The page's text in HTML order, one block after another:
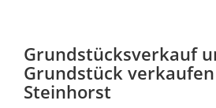
Grundstücksverkauf
Grundstück
Steinhorst